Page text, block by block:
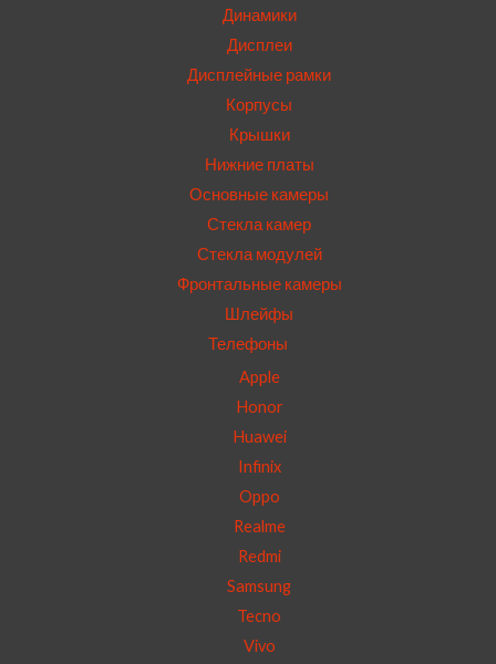
Динамики
Дисплеи
Дисплейные рамки
Корпусы
Крышки
Нижние платы
Основные камеры
Стекла камер
Стекла модулей
Фронтальные камеры
Шлейфы
Телефоны
Apple
Honor
Huawei
Infinix
Oppo
Realme
Redmi
Samsung
Tecno
Vivo